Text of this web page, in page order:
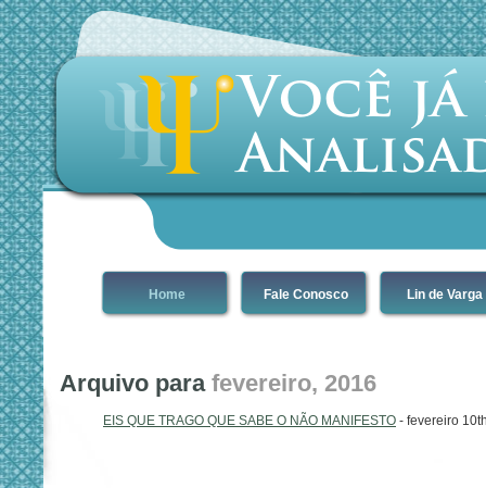
Home Fale Conosco Lin de Varga
Arquivo para fevereiro, 2016
EIS QUE TRAGO QUE SABE O NÃO MANIFESTO - fevereiro